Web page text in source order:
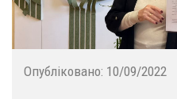
Опубліковано: 10/09/2022